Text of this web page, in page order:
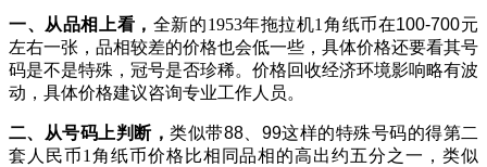
一、从品相上看， 全新的1953年拖拉机1角纸币在100-700元
左右一张，品相较差的价格也会低一些，具体价格还要看其号
码是不是特殊，冠号是否珍稀。价格回收经济环境影响略有波
动，具体价格建议咨询专业工作人员。
二、从号码上判断，类似带88、99这样的特殊号码的得第二
套人民币1角纸币价格比相同品相的高出约五分之一，类似